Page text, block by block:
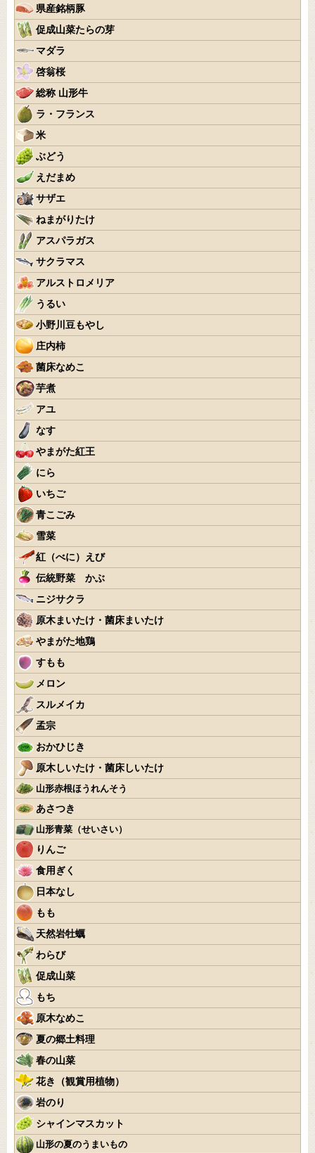
県産銘柄豚
促成山菜たらの芽
マダラ
啓翁桜
総称 山形牛
ラ・フランス
米
ぶどう
えだまめ
サザエ
ねまがりたけ
アスパラガス
サクラマス
アルストロメリア
うるい
小野川豆もやし
庄内柿
菌床なめこ
芋煮
アユ
なす
やまがた紅王
にら
いちご
青こごみ
雪菜
紅（べに）えび
伝統野菜 かぶ
ニジサクラ
原木まいたけ・菌床まいたけ
やまがた地鶏
すもも
メロン
スルメイカ
孟宗
おかひじき
原木しいたけ・菌床しいたけ
山形赤根ほうれんそう
あさつき
山形青菜（せいさい）
りんご
食用ぎく
日本なし
もも
天然岩牡蠣
わらび
促成山菜
もち
原木なめこ
夏の郷土料理
春の山菜
花き（観賞用植物）
岩のり
シャインマスカット
山形の夏のうまいもの